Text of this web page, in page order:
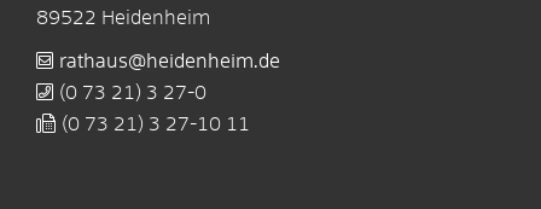
89522 Heidenheim
rathaus@heidenheim.de
(0 73 21) 3 27-0
(0 73 21) 3 27-10 11